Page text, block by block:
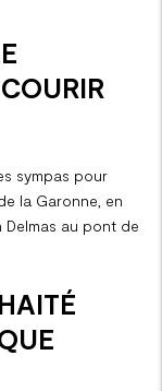
sympas pour
la Garonne, en
au pont de